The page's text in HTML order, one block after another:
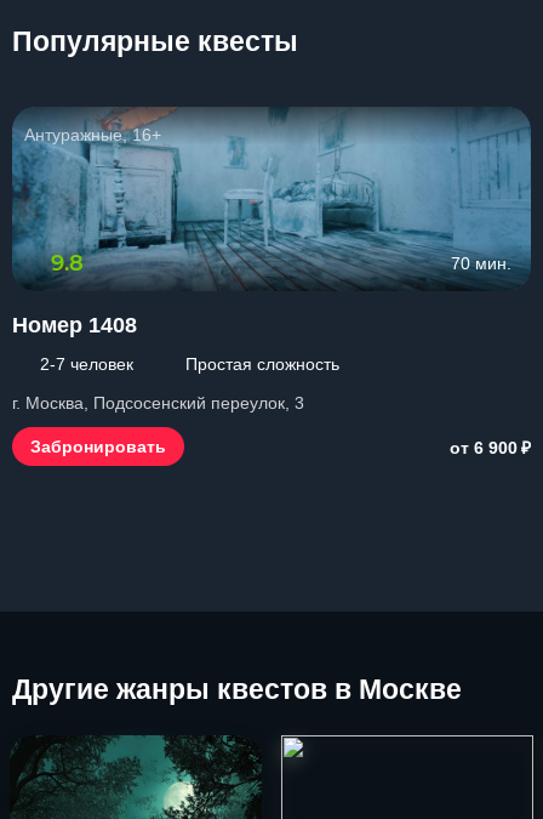
Популярные квесты
Антуражные, 16+
9.8 70 мин.
Номер 1408
2-7 человек
Простая сложность
г. Москва, Подсосенский переулок, 3
Забронировать от 6 900₽
Другие жанры квестов в Москве